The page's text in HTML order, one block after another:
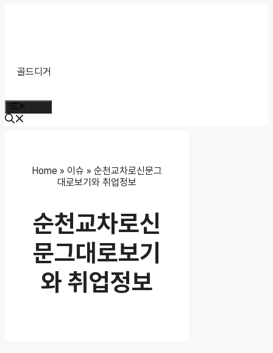
골드디거
Home » 이슈 »순천교차로신문그
대로보기와 취업정보
순천교차로신
문그대로보기
와 취업정보